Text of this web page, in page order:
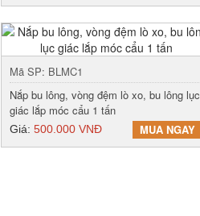
Mã SP: BLMC1
Nắp bu lông, vòng đệm lò xo, bu lông lục
giác lắp móc cẩu 1 tấn
Giá: 500.000 VNĐ MUA NGAY